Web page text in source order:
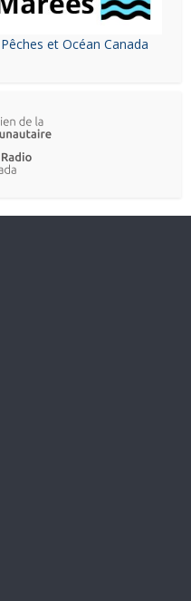
Pêches et Océan Canada